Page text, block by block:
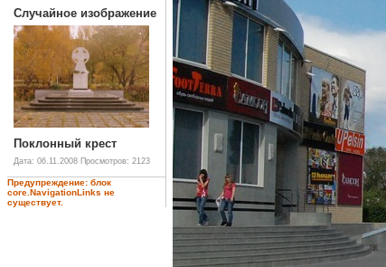
Случайное изображение
Поклонный крест
Дата: 06.11.2008 Просмотров: 2123
Предупреждение: блок
core.NavigationLinks не
существует.